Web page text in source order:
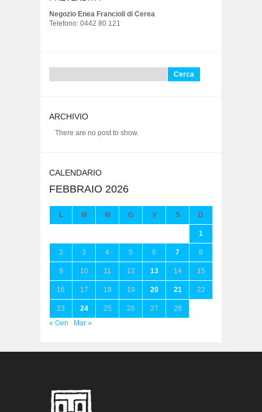
Negozio Enea Francioli di Cerea
Telefono: 0442 80 121
per:
ARCHIVIO
There are no post to show.
CALENDARIO
FEBBRAIO 2026
L M M G V S D
1
2 3 4 5 6 7 8
9 10 11 12 13 14 15
16 17 18 19 20 21 22
23 24 25 26 27
28
« Gen
Mar »